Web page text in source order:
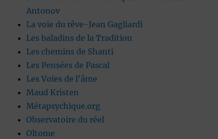
Antonov
La voie du rêve-Jean Gagliardi
Les baladins de la Tradition
Les chemins de Shanti
Les Pensées de Pascal
Les Voies de l'âme
Maud Kristen
Métapsychique.org
Observatoire du réel
Oltome